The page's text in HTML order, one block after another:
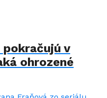
v
ohrozené